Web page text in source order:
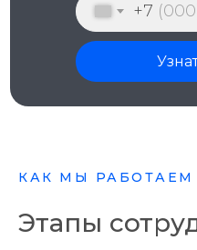
+7
КАК МЫ РАБОТАЕМ
Этапы